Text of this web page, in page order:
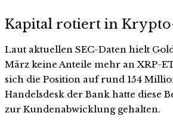
Kapital rotiert in
Laut aktuellen SEC-Daten hielt
März keine Anteile mehr an XRP-
sich die Position auf rund 154
Handelsdesk der Bank hatte diese
zur Kundenabwicklung gehalten.